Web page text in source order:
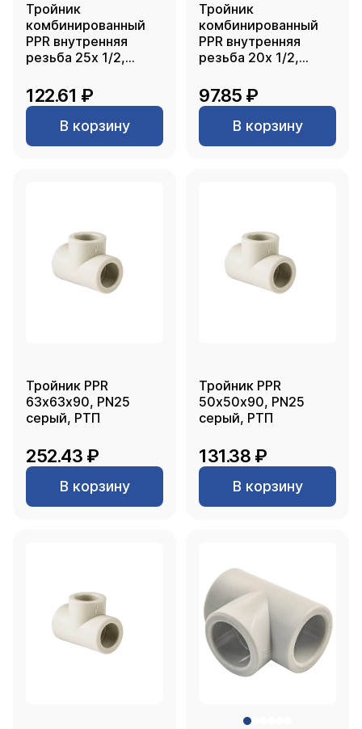
Тройник
комбинированный
PPR внутренняя
резьба 25х 1/2,
122.61 ₽
В корзину
Тройник
комбинированный
PPR внутренняя
резьба 20х 1/2,
97.85 ₽
В корзину
Тройник PPR
63х63х90, PN25
серый, РТП
252.43 ₽
В корзину
Тройник PPR
50х50х90, PN25
серый, РТП
131.38 ₽
В корзину